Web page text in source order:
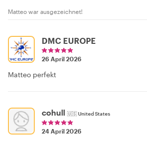
Matteo war ausgezeichnet!
DMC EUROPE
26 April 2026
Matteo perfekt
cohull 🇺🇸United States
24 April 2026